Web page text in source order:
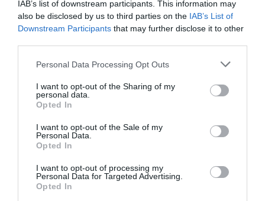
IAB’s list of downstream participants. This information may
also be disclosed by us to third parties on the IAB’s List of
Downstream Participants that may further disclose it to other
Please note that this website/app uses one or more Google
not limited to your visit or usage behaviour. You may click to
grant or deny consent to Google and its third-party tags to
use your data for below specified purposes in below Google
consent section.
Personal Data Processing Opt Outs
I want to opt-out of the Sharing of my
personal data.
Opted In
I want to opt-out of the Sale of my
Personal Data.
Opted In
I want to opt-out of processing my
Personal Data for Targeted Advertising.
Opted In
véltük, ősi mikrobiális élet nyomait látjuk a
marsi felszínen. Ezután a tudományos közösség
segítségét kértük, hogy teszteljék, vitassák meg,
esetleg cáfolják. Egy év után eltelt, de ők sem
találtak más magyarázatot, így tényleg
lehetséges, hogy ez az eddig talált